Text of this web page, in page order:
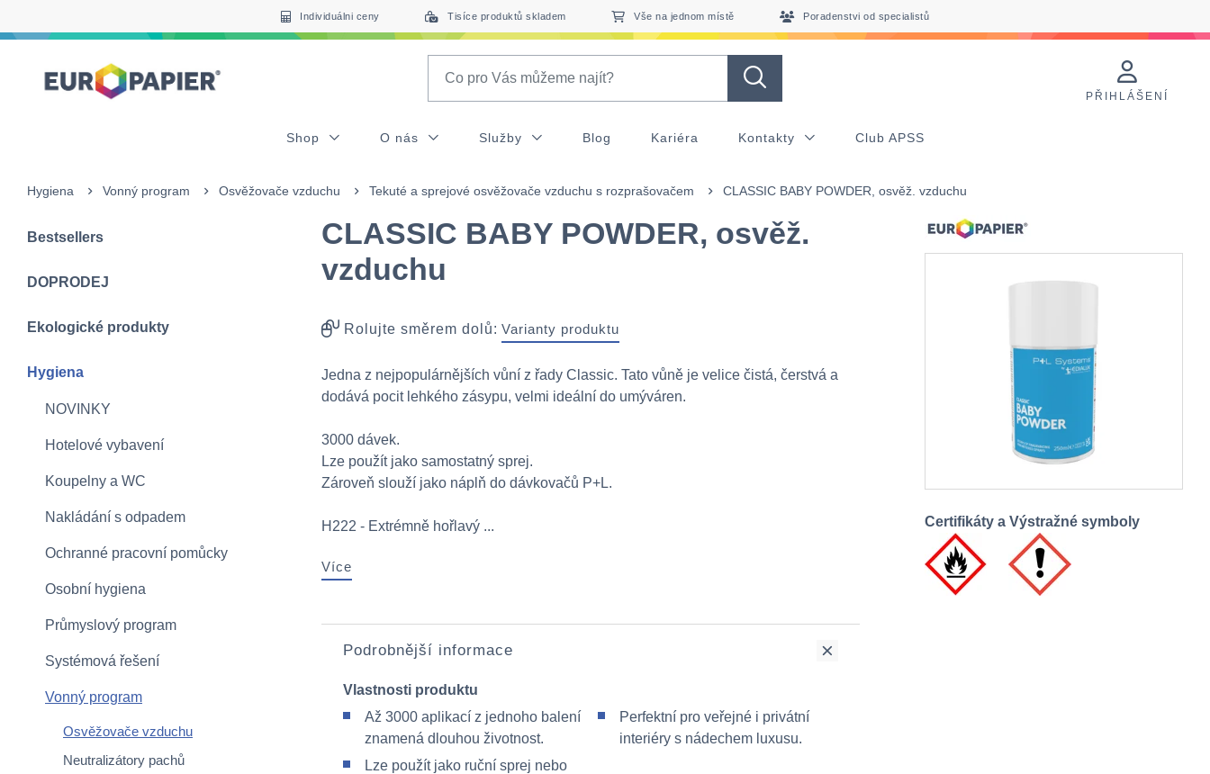
Individuálni ceny Tisíce produktů skladem Vše na jednom místě Poradenstvi od specialistů
PŘIHLÁŠENÍ
Shop O nás Služby Blog Kariéra Kontakty Club APSS
Hygiena Vonný program Osvěžovače vzduchu Tekuté a sprejové osvěžovače vzduchu s rozprašovačem CLASSIC BABY POWDER, osvěž. vzduchu
Bestsellers
DOPRODEJ
Ekologické produkty
Hygiena
NOVINKY
Hotelové vybavení
Koupelny a WC
Nakládání s odpadem
Ochranné pracovní pomůcky
Osobní hygiena
Průmyslový program
Systémová řešení
Vonný program
Osvěžovače vzduchu
Neutralizátory pachů
CLASSIC BABY POWDER, osvěž.
vzduchu
Rolujte směrem dolů: Varianty produktu
Jedna z nejpopulárnějších vůní z řady Classic. Tato vůně je velice čistá, čerstvá a
dodává pocit lehkého zásypu, velmi ideální do umýváren.
3000 dávek.
Lze použít jako samostatný sprej.
Zároveň slouží jako náplň do dávkovačů P+L.
H222 - Extrémně hořlavý ...
Více
Podrobnější informace
Vlastnosti produktu
Až 3000 aplikací z jednoho balení
znamená dlouhou životnost.
Lze použít jako ruční sprej nebo
Perfektní pro veřejné i privátní
interiéry s nádechem luxusu.
Certifikáty a Výstražné symboly